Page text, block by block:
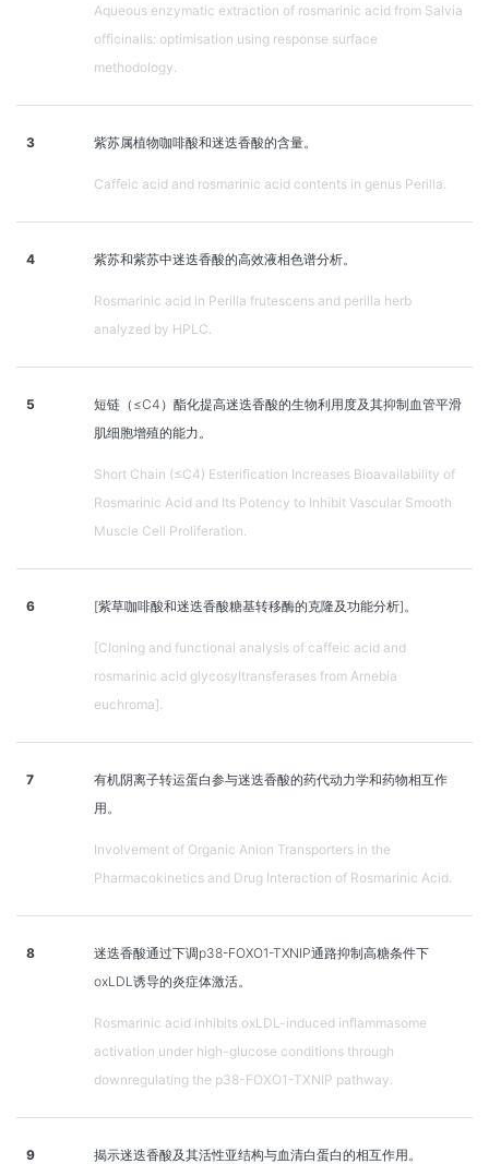
Aqueous enzymatic extraction of rosmarinic acid from Salvia
officinalis: optimisation using response surface
methodology.
3 紫苏属植物咖啡酸和迷迭香酸的含量。
Caffeic acid and rosmarinic acid contents in genus Perilla.
4 紫苏和紫苏中迷迭香酸的高效液相色谱分析。
Rosmarinic acid in Perilla frutescens and perilla herb
analyzed by HPLC.
5
短链（≤C4）酯化提高迷迭香酸的生物利用度及其抑制血管平滑
肌细胞增殖的能力。
Short Chain (≤C4) Esterification Increases Bioavailability of
Rosmarinic Acid and Its Potency to Inhibit Vascular Smooth
Muscle Cell Proliferation.
6 [紫草咖啡酸和迷迭香酸糖基转移酶的克隆及功能分析]。
[Cloning and functional analysis of caffeic acid and
rosmarinic acid glycosyltransferases from Arnebia
euchroma].
7
有机阴离子转运蛋白参与迷迭香酸的药代动力学和药物相互作
用。
Involvement of Organic Anion Transporters in the
Pharmacokinetics and Drug Interaction of Rosmarinic Acid.
8
迷迭香酸通过下调p38-FOXO1-TXNIP通路抑制高糖条件下
oxLDL诱导的炎症体激活。
Rosmarinic acid inhibits oxLDL-induced inflammasome
activation under high-glucose conditions through
downregulating the p38-FOXO1-TXNIP pathway.
9 揭示迷迭香酸及其活性亚结构与血清白蛋白的相互作用。